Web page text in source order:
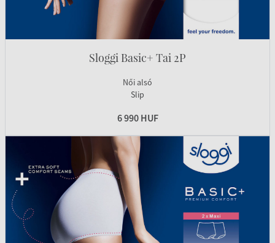
Sloggi Basic+ Tai 2P
Női alsó
Slip
6 990 HUF